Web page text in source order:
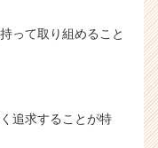
って取り組めること
追求することが特